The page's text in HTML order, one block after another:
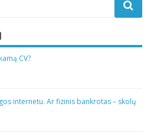
CV?
internetu. Ar fizinis bankrotas – skolų